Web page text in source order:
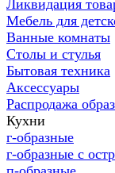
Ликвидация
Мебель для
Ванные комнаты
Столы и стулья
Бытовая техника
Аксессуары
Распродажа
Кухни
г-образные
г-образные с